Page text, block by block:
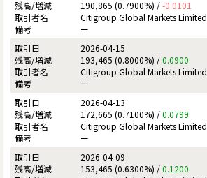
190,865 (0.7900%) /-0.0101
Citigroup Global Markets Limited
ー
2026-04-15
193,465 (0.8000%) /0.0900
Citigroup Global Markets Limited
ー
2026-04-13
172,665 (0.7100%) /0.0799
Citigroup Global Markets Limited
ー
2026-04-09
153,465 (0.6300%) /0.1200